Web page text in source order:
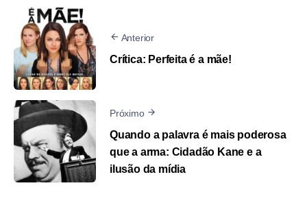
Anterior
Crítica: Perfeita é a mãe!
Próximo
Quando a palavra é mais poderosa
que a arma: Cidadão Kane e a
ilusão da mídia